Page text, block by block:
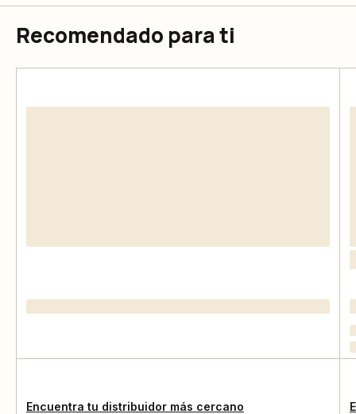
Recomendado para ti
Encuentra tu distribuidor más cercano